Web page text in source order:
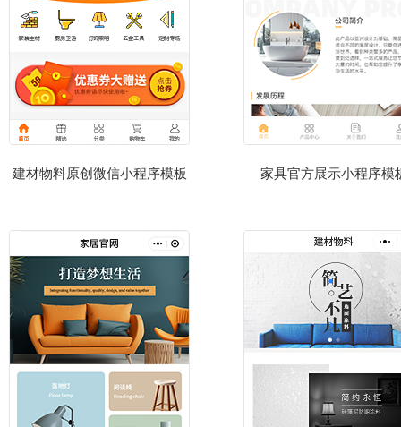
建材物料原创微信小程序模板 家具官方展示小程序模